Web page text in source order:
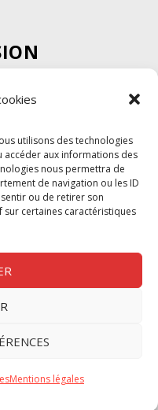
utilisons des technologies
aux informations des
nous permettra de
de navigation ou les ID
ou de retirer son
certaines caractéristiques
Mentions légales